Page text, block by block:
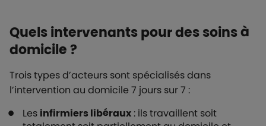
Quels intervenants pour des soins à
domicile ?
Trois types d’acteurs sont spécialisés dans
l’intervention au domicile 7 jours sur 7 :
Les infirmiers libéraux : ils travaillent soit